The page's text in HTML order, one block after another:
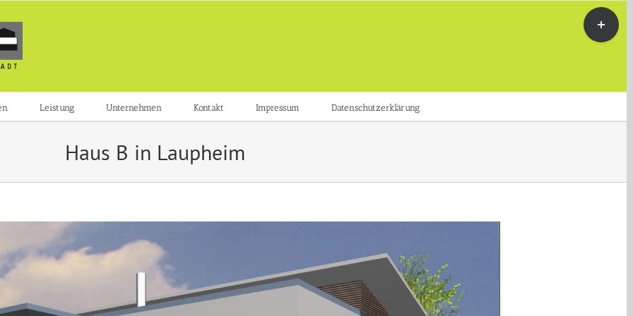
Leistung Unternehmen Kontakt Impressum Datenschutzerklärung
Haus B in Laupheim
Toggle
Sliding
Bar